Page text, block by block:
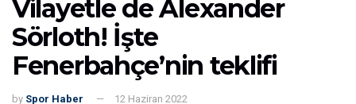
Vilayetle de Alexander
Sörloth! İşte
Fenerbahçe’nin teklifi
by Spor Haber 12 Haziran 2022